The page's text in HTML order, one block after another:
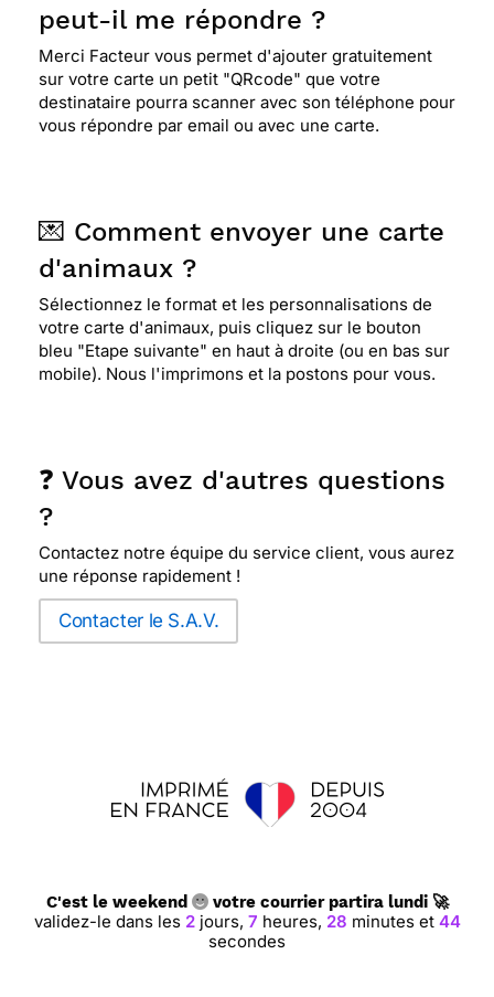
peut-il me répondre ?
Merci Facteur vous permet d'ajouter gratuitement
sur votre carte un petit "QRcode" que votre
destinataire pourra scanner avec son téléphone pour
vous répondre par email ou avec une carte.
💌 Comment envoyer une carte
d'animaux ?
Sélectionnez le format et les personnalisations de
votre carte d'animaux, puis cliquez sur le bouton
bleu "Etape suivante" en haut à droite (ou en bas sur
mobile). Nous l'imprimons et la postons pour vous.
❓ Vous avez d'autres questions
?
Contactez notre équipe du service client, vous aurez
une réponse rapidement !
Contacter le S.A.V.
C'est le weekend votre courrier partira lundi 🚀
validez-le dans les 2jours, 7 heures, 28 minutes et 44
secondes